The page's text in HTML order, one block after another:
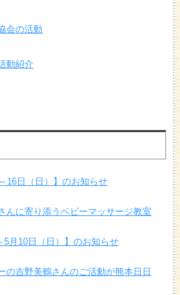
会の活動
動紹介
16日（日）】のお知らせ
んに寄り添うベビーマッサージ教室
5月10日（日）】のお知らせ
の吉野美鶴さんのご活動が熊本日日